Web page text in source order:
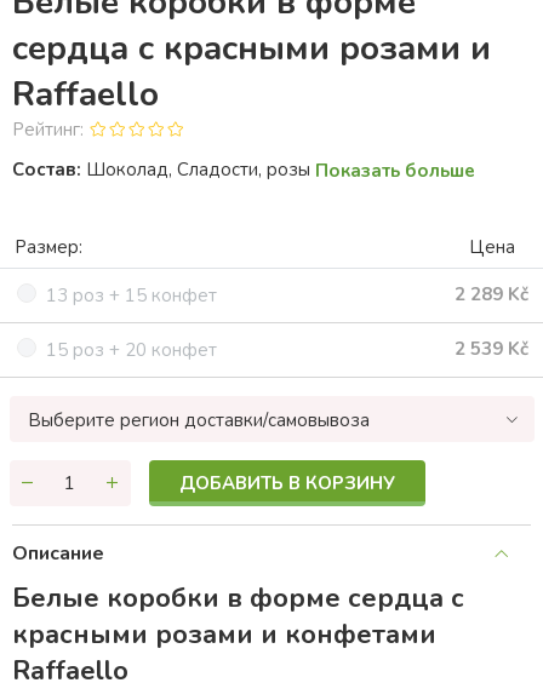
сердца с красными розами и
Raffaello
Рейтинг:
Состав: Шоколад, Сладости, розы Показать больше
Размер:
Цена
13 роз + 15 конфет
2 289 Kč
15 роз + 20 конфет 2 539 Kč
Выберите регион доставки/самовывоза
ДОБАВИТЬ В КОРЗИНУ
Описание
Белые коробки в форме сердца с
красными розами и конфетaми
Raffaello